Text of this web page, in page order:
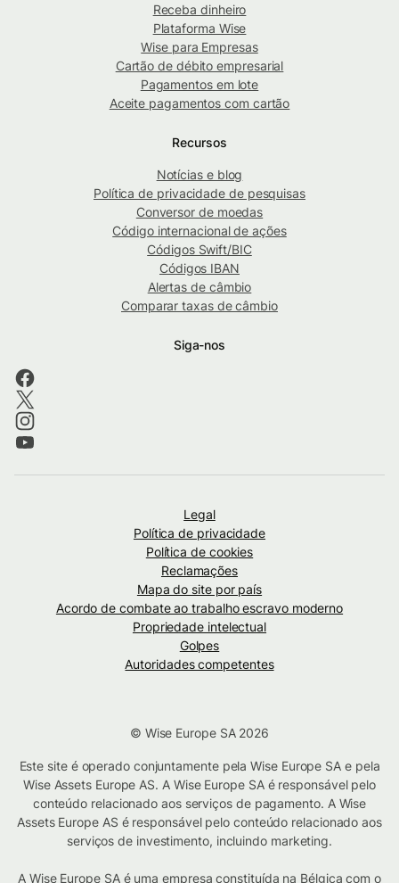
Receba dinheiro
Plataforma Wise
Wise para Empresas
Cartão de débito empresarial
Pagamentos em lote
Aceite pagamentos com cartão
Recursos
Notícias e blog
Política de privacidade de pesquisas
Conversor de moedas
Código internacional de ações
Códigos Swift/BIC
Códigos IBAN
Alertas de câmbio
Comparar taxas de câmbio
Siga-nos
Legal
Política de privacidade
Política de cookies
Reclamações
Mapa do site por país
Acordo de combate ao trabalho escravo moderno
Propriedade intelectual
Golpes
Autoridades competentes
© Wise Europe SA 2026
Este site é operado conjuntamente pela Wise Europe SA e pela
Wise Assets Europe AS. A Wise Europe SA é responsável pelo
conteúdo relacionado aos serviços de pagamento. A Wise
Assets Europe AS é responsável pelo conteúdo relacionado aos
serviços de investimento, incluindo marketing.
A Wise Europe SA é uma empresa constituída na Bélgica com o